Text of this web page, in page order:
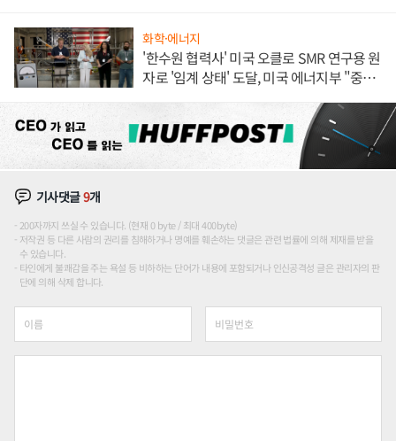
화학·에너지
'한수원 협력사' 미국 오클로 SMR 연구용 원
자로 '임계 상태' 도달, 미국 에너지부 "중요
기사댓글9개
200자까지 쓰실 수 있습니다. (현재 0 byte / 최대 400byte)
저작권 등 다른 사람의 권리를 침해하거나 명예를 훼손하는 댓글은 관련 법률에 의해 제재를 받을
수 있습니다.
타인에게 불쾌감을 주는 욕설 등 비하하는 단어가 내용에 포함되거나 인신공격성 글은 관리자의 판
단에 의해 삭제 합니다.